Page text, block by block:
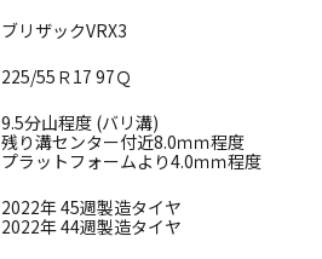
ブリザックVRX3
225/55Ｒ17 97Ｑ
9.5分山程度 (バリ溝)
残り溝センター付近8.0ｍｍ程度
プラットフォームより4.0ｍｍ程度
2022年 45週製造タイヤ
2022年 44週製造タイヤ